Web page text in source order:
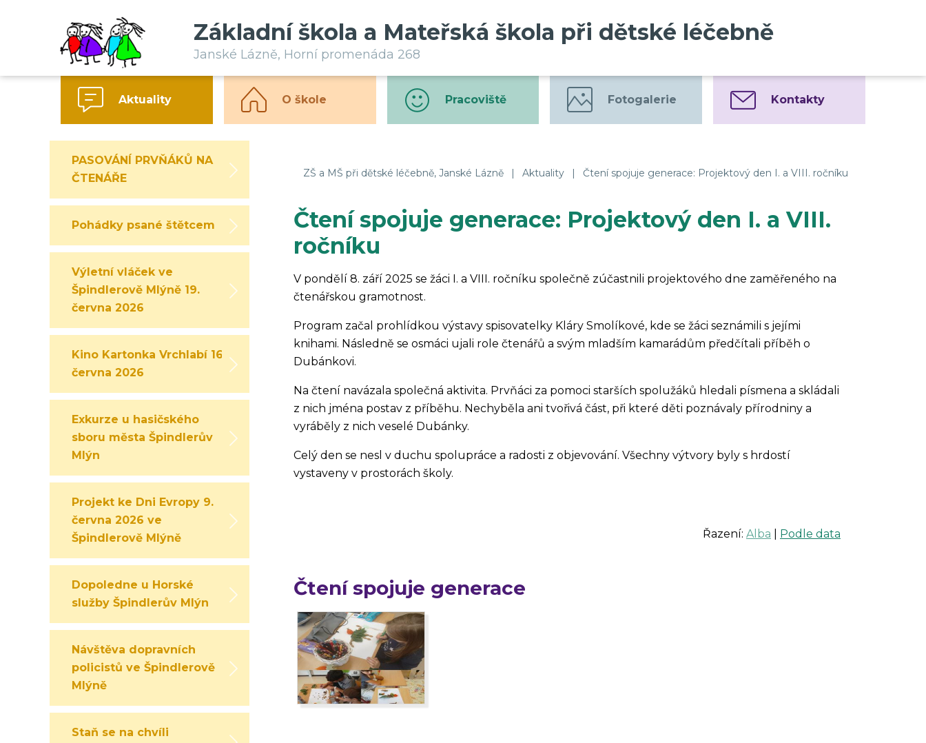
Základní škola a Mateřská škola při dětské léčebně
Janské Lázně, Horní promenáda 268
Aktuality O škole Pracoviště Fotogalerie Kontakty
ZŠ a MŠ při dětské léčebně, Janské Lázně | Aktuality | Čtení spojuje generace: Projektový den I. a VIII. ročníku
Čtení spojuje generace: Projektový den I. a VIII.
ročníku
V pondělí 8. září 2025 se žáci I. a VIII. ročníku společně zúčastnili projektového dne zaměřeného na
čtenářskou gramotnost.
Program začal prohlídkou výstavy spisovatelky Kláry Smolíkové, kde se žáci seznámili s jejími
knihami. Následně se osmáci ujali role čtenářů a svým mladším kamarádům předčítali příběh o
Dubánkovi.
Na čtení navázala společná aktivita. Prvňáci za pomoci starších spolužáků hledali písmena a skládali
z nich jména postav z příběhu. Nechyběla ani tvořivá část, při které děti poznávaly přírodniny a
vyráběly z nich veselé Dubánky.
Celý den se nesl v duchu spolupráce a radosti z objevování. Všechny výtvory byly s hrdostí
vystaveny v prostorách školy.
Řazení: Alba Podle data
Čtení spojuje generace
PASOVÁNÍ PRVŇÁKŮ NA
ČTENÁŘE
Pohádky psané štětcem
Výletní vláček ve
Špindlerově Mlýně 19.
června 2026
Kino Kartonka Vrchlabí 16.
června 2026
Exkurze u hasičského
sboru města Špindlerův
Mlýn
Projekt ke Dni Evropy 9.
června 2026 ve
Špindlerově Mlýně
Dopoledne u Horské
služby Špindlerův Mlýn
Návštěva dopravních
policistů ve Špindlerově
Mlýně
Staň se na chvíli